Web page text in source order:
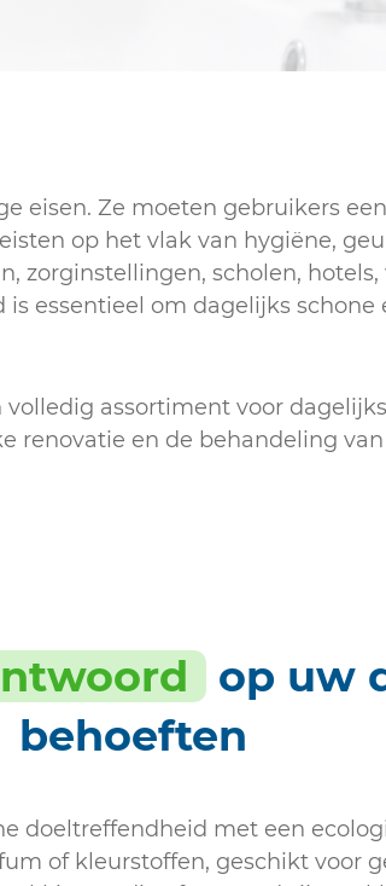
eisen. Ze moeten gebruikers
op het vlak van hygiëne,
zorginstellingen, scholen,
essentieel om dagelijks schone
assortiment voor
renovatie en de behandeling
op uw
behoeften
doeltreffendheid met een
of kleurstoffen, geschikt voor